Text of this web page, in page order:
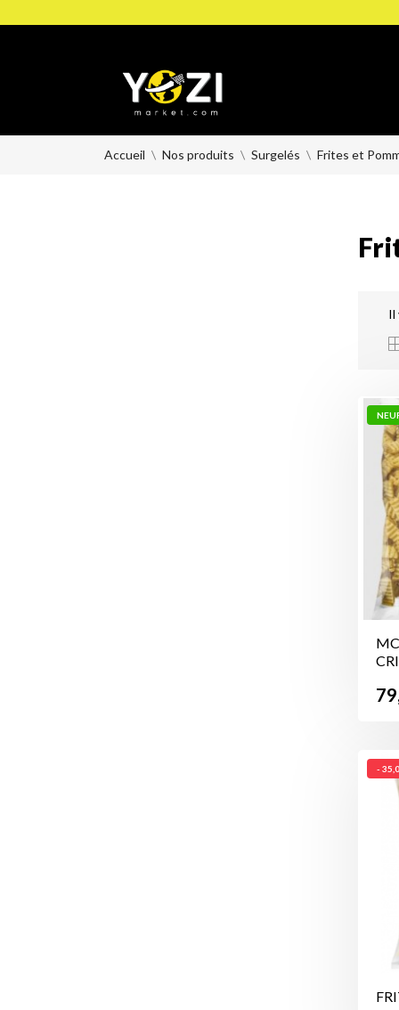
Accueil Nos produits Surgelés Frites et
Il
-